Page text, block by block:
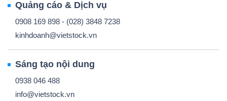
Quảng cáo & Dịch vụ
0908 169 898 - (028) 3848 7238
kinhdoanh@vietstock.vn
Sáng tạo nội dung
0938 046 488
info@vietstock.vn